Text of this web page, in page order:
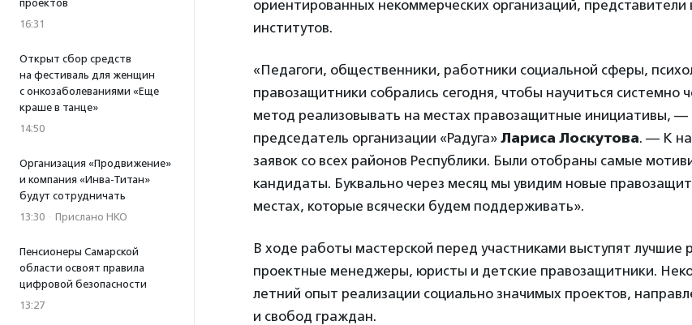
проектов
16:31
Открыт сбор средств
на фестиваль для женщин
с онкозаболеваниями «Еще
краше в танце»
14:50
Организация «Продвижение»
и компания «Инва-Титан»
будут сотрудничать
13:30 · Прислано НКО
Пенсионеры Самарской
области освоят правила
цифровой безопасности
13:27
ориентированных некоммерческих организаций, представители
институтов.
«Педагоги, общественники, работники социальной сферы,
правозащитники собрались сегодня, чтобы научиться системно
метод реализовывать на местах правозащитные инициативы, —
председатель организации «Радуга» Лариса Лоскутова. — К
заявок со всех районов Республики. Были отобраны самые
кандидаты. Буквально через месяц мы увидим новые
местах, которые всячески будем поддерживать».
В ходе работы мастерской перед участниками выступят лучшие
проектные менеджеры, юристы и детские правозащитники.
летний опыт реализации социально значимых проектов,
и свобод граждан.